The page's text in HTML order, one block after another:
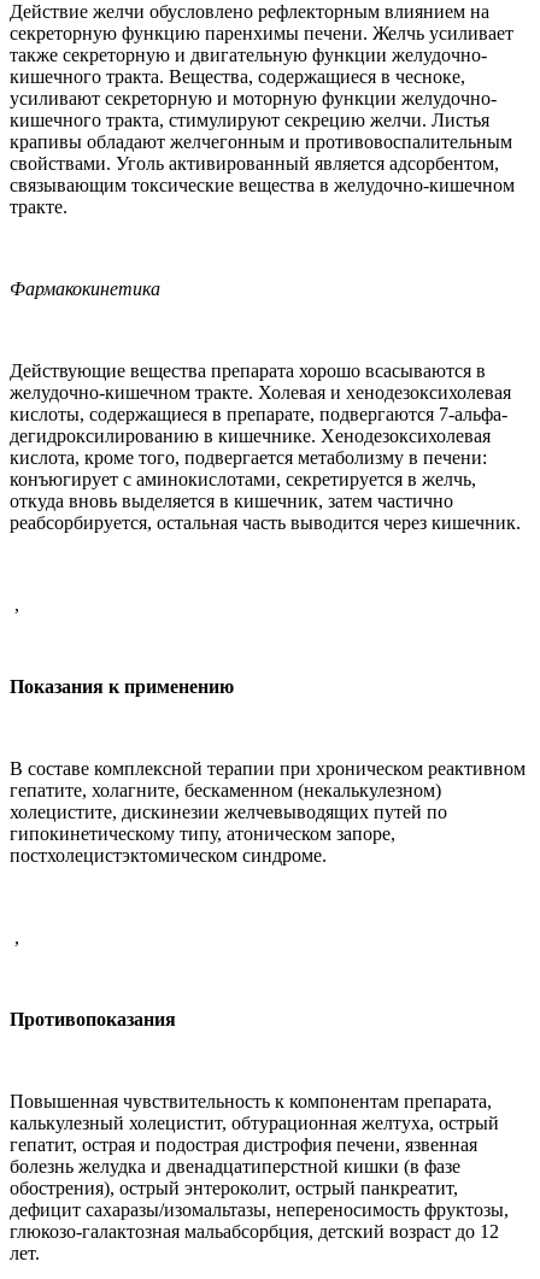
Действие желчи обусловлено рефлекторным влиянием на
секреторную функцию паренхимы печени. Желчь усиливает
также секреторную и двигательную функции желудочно-
кишечного тракта. Вещества, содержащиеся в чесноке,
усиливают секреторную и моторную функции желудочно-
кишечного тракта, стимулируют секрецию желчи. Листья
крапивы обладают желчегонным и противовоспалительным
свойствами. Уголь активированный является адсорбентом,
связывающим токсические вещества в желудочно-кишечном
тракте.
Фармакокинетика
Действующие вещества препарата хорошо всасываются в
желудочно-кишечном тракте. Холевая и хенодезоксихолевая
кислоты, содержащиеся в препарате, подвергаются 7-альфа-
дегидроксилированию в кишечнике. Хенодезоксихолевая
кислота, кроме того, подвергается метаболизму в печени:
конъюгирует с аминокислотами, секретируется в желчь,
откуда вновь выделяется в кишечник, затем частично
реабсорбируется, остальная часть выводится через кишечник.
,
Показания к применению
В составе комплексной терапии при хроническом реактивном
гепатите, холагните, бескаменном (некалькулезном)
холецистите, дискинезии желчевыводящих путей по
гипокинетическому типу, атоническом запоре,
постхолецистэктомическом синдроме.
,
Противопоказания
Повышенная чувствительность к компонентам препарата,
калькулезный холецистит, обтурационная желтуха, острый
гепатит, острая и подострая дистрофия печени, язвенная
болезнь желудка и двенадцатиперстной кишки (в фазе
обострения), острый энтероколит, острый панкреатит,
дефицит сахаразы/изомальтазы, непереносимость фруктозы,
глюкозо-галактозная мальабсорбция, детский возраст до 12
лет.